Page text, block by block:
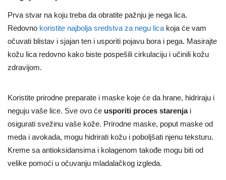
Prva stvar na koju treba da obratite pažnju je nega lica.
Redovno koristite najbolja sredstva za negu lica koja će vam
očuvati blistav i sjajan ten i usporiti pojavu bora i pega. Masirajte
kožu lica redovno kako biste pospešili cirkulaciju i učinili kožu
zdravijom.
Koristite prirodne preparate i maske koje će da hrane, hidriraju i
neguju vaše lice. Sve ovo će usporiti proces starenjai
osigurati svežinu vaše kože. Prirodne maske, poput maske od
meda i avokada, mogu hidrirati kožu i poboljšati njenu teksturu.
Kreme sa antioksidansima i kolagenom takođe mogu biti od
velike pomoći u očuvanju mladalačkog izgleda.